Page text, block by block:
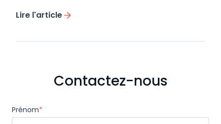
Lire l'article
Contactez-nous
Prénom*